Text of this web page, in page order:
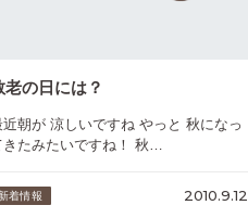
老の日には？
近朝が 涼しいですね やっと 秋になっ
きたみたいですね！ 秋…
着情報 2010.9.12